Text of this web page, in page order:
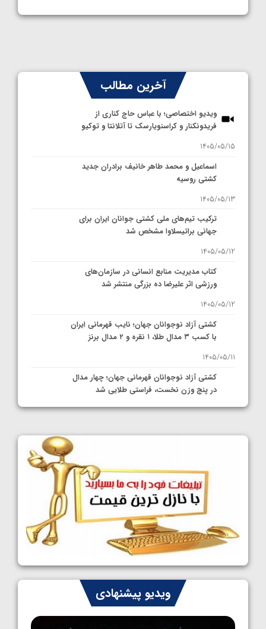
آخرین مطالب
ویدیو اختصاصی؛ با عباس حاج کناری از
فریدونکنار و کراسنویارسک تا آتلانتا و توکیو
1405/05/15
اسماعیل و محمد طاهر خانیف برادران جدید
کشتی روسیه
1405/05/13
ترکیب تیم‌های ملی کشتی جوانان ایران برای
جهانی براتیسلاوا مشخص شد
1405/05/12
کتاب مدیریت منابع انسانی در سازمان‌های
ورزشی اثر علیرضا ده بزرگی منتشر شد
1405/05/12
کشتی آزاد نوجوانان جهان؛ نایب قهرمانی ایران
با کسب ۳ مدال طلا، ۱ نقره و ۲ مدال برنز
1405/05/11
کشتی آزاد نوجوانان قهرمانی جهان؛ چهار مدال
در پنج وزن نخست، فراستی طلایی شد
1405/05/11
کشتی آزاد نوجوانان جهان؛ رقبای نمایندگان
ایران مشخص شدند
1405/05/08
کشتی فرنگی نوجوانان جهان؛ سکوی تیمی
سوم برای ایران
1405/05/07
ایران چشم به راه چهار مدال در پنج وزن دوم
کشتی فرنگی نوجوانان جهان
1405/05/06
ویدیو پیشنهادی